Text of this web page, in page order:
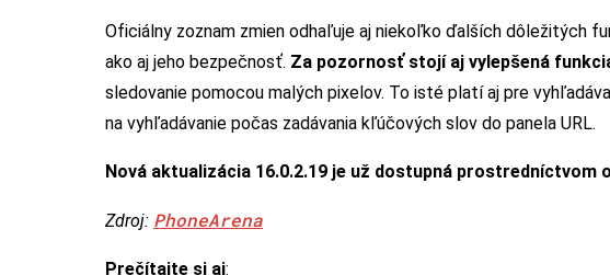
Oficiálny zoznam zmien odhaľuje aj niekoľko ďalších dôležitých
ako aj jeho bezpečnosť. Za pozornosť stojí aj vylepšená
sledovanie pomocou malých pixelov. To isté platí aj pre
na vyhľadávanie počas zadávania kľúčových slov do panela URL.
Nová aktualizácia 16.0.2.19 je už dostupná prostredníctvom
Zdroj: PhoneArena
Prečítajte si aj: